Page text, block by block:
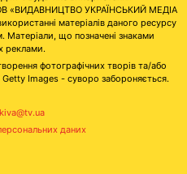
«ВИДАВНИЦТВО УКРАЇНСЬКИЙ МЕДІА
матеріалів даного ресурсу
Матеріали, що позначені знаками
реклами.
фотографічних творів та/або
Getty Images - суворо забороняється.
даних